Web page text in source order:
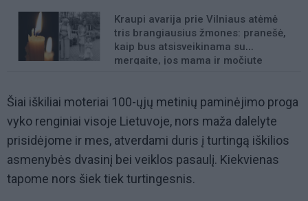
Kraupi avarija prie Vilniaus atėmė
tris brangiausius žmones: pranešė,
kaip bus atsisveikinama su
mergaite, jos mama ir močiute
Šiai iškiliai moteriai 100-ųjų metinių paminėjimo proga
vyko renginiai visoje Lietuvoje, nors maža dalelyte
prisidėjome ir mes, atverdami duris į turtingą iškilios
asmenybės dvasinį bei veiklos pasaulį. Kiekvienas
tapome nors šiek tiek turtingesnis.